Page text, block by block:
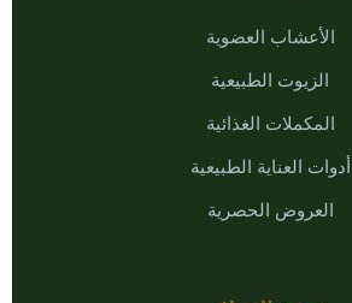
الأعشاب العضوية
الزيوت الطبيعية
المكملات الغذائية
أدوات العناية الطبيعية
العروض الحصرية